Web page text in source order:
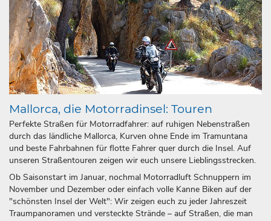
Mallorca, die Motorradinsel: Touren
Perfekte Straßen für Motorradfahrer: auf ruhigen Nebenstraßen
durch das ländliche Mallorca, Kurven ohne Ende im Tramuntana
und beste Fahrbahnen für flotte Fahrer quer durch die Insel. Auf
unseren Straßentouren zeigen wir euch unsere Lieblingsstrecken.
Ob Saisonstart im Januar, nochmal Motorradluft Schnuppern im
November und Dezember oder einfach volle Kanne Biken auf der
"schönsten Insel der Welt": Wir zeigen euch zu jeder Jahreszeit
Traumpanoramen und versteckte Strände – auf Straßen, die man